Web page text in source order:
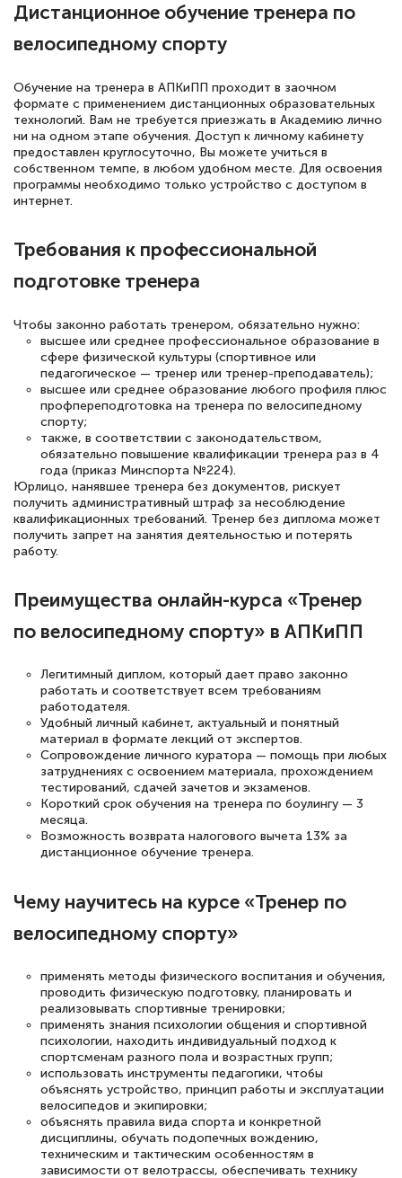
Знаток города 5 уровня
11 марта 2026
Всем добрый день! Я прошла курс
повышени каалификации по
специальности «Тренер-преподаватель
по тяжелой атлетике»! Хочется
оперативно связались со мной
специалисты, ответили на все
двух…
Светлана К
Знаток города 7 уровня
10 марта 2026
Оставила заявку на обучение онлайн, мне
быстро ответили, разъяснили все детали.
Обучение понравилось: огромное
пособий и учебников доступно на время
прохождения курса, удобная система
каком этапе…
Дистанционное обучение тренера по
велосипедному спорту
Обучение на тренера в АПКиПП проходит в заочном
формате с применением дистанционных образовательных
технологий. Вам не требуется приезжать в Академию лично
ни на одном этапе обучения. Доступ к личному кабинету
предоставлен круглосуточно, Вы можете учиться в
собственном темпе, в любом удобном месте. Для освоения
программы необходимо только устройство с доступом в
интернет.
Требования к профессиональной
подготовке тренера
Чтобы законно работать тренером, обязательно нужно:
высшее или среднее профессиональное образование в
сфере физической культуры (спортивное или
педагогическое — тренер или тренер-преподаватель);
высшее или среднее образование любого профиля плюс
профпереподготовка на тренера по велосипедному
спорту;
также, в соответствии с законодательством,
обязательно повышение квалификации тренера раз в 4
года (приказ Минспорта №224).
Юрлицо, нанявшее тренера без документов, рискует
получить административный штраф за несоблюдение
квалификационных требований. Тренер без диплома может
получить запрет на занятия деятельностью и потерять
работу.
Преимущества онлайн-курса «Тренер
по велосипедному спорту» в АПКиПП
Легитимный диплом, который дает право законно
работать и соответствует всем требованиям
работодателя.
Удобный личный кабинет, актуальный и понятный
материал в формате лекций от экспертов.
Сопровождение личного куратора — помощь при любых
затруднениях с освоением материала, прохождением
тестирований, сдачей зачетов и экзаменов.
Короткий срок обучения на тренера по боулингу — 3
месяца.
Возможность возврата налогового вычета 13% за
дистанционное обучение тренера.
Чему научитесь на курсе «Тренер по
велосипедному спорту»
применять методы физического воспитания и обучения,
проводить физическую подготовку, планировать и
реализовывать спортивные тренировки;
применять знания психологии общения и спортивной
психологии, находить индивидуальный подход к
спортсменам разного пола и возрастных групп;
использовать инструменты педагогики, чтобы
объяснять устройство, принцип работы и эксплуатации
велосипедов и экипировки;
объяснять правила вида спорта и конкретной
дисциплины, обучать подопечных вождению,
техническим и тактическим особенностям в
зависимости от велотрассы, обеспечивать технику